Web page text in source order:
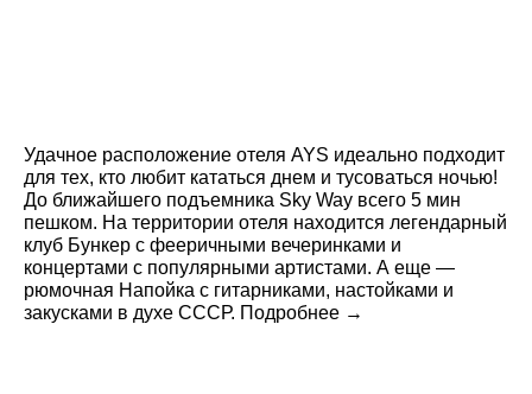
Удачное расположение отеля AYS идеально подходит
для тех, кто любит кататься днем и тусоваться ночью!
До ближайшего подъемника Sky Way всего 5 мин
пешком. На территории отеля находится легендарный
клуб Бункер с фееричными вечеринками и
концертами с популярными артистами. А еще —
рюмочная Напойка с гитарниками, настойками и
закусками в духе СССР. Подробнее →